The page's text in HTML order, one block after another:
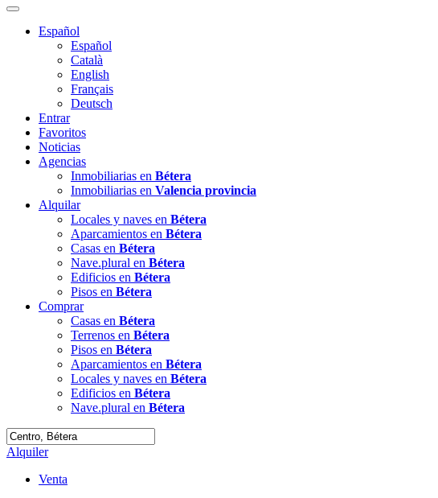
Español
Español
Català
English
Français
Deutsch
Entrar
Favoritos
Noticias
Agencias
Inmobiliarias en Bétera
Inmobiliarias en Valencia provincia
Alquilar
Locales y naves en Bétera
Aparcamientos en Bétera
Casas en Bétera
Nave.plural en Bétera
Edificios en Bétera
Pisos en Bétera
Comprar
Casas en Bétera
Terrenos en Bétera
Pisos en Bétera
Aparcamientos en Bétera
Locales y naves en Bétera
Edificios en Bétera
Nave.plural en Bétera
Alquiler
Venta